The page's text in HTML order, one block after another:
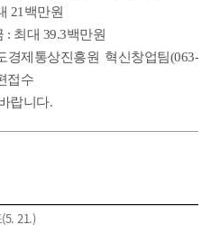
21백만원
: 최대 39.3백만원
제통상진흥원 혁신창업팀(063-
접수
랍니다.
21.)